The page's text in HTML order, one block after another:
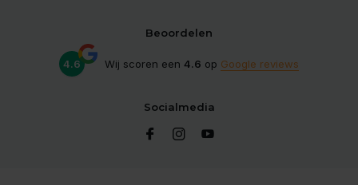
Beoordelen
4.6 Wij scoren een 4.6 op Google reviews
Socialmedia